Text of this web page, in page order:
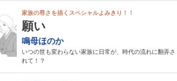
家族の尊さを描くスペシャルよみきり！！
願い
鳴母ほのか
いつの世も変わらない家族に日常が、時代の流れに翻弄さ
れて！？